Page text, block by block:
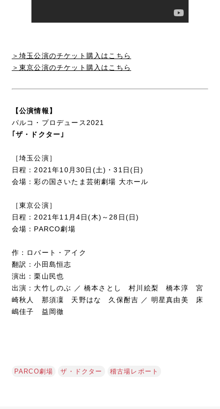
＞埼玉公演のチケット購入はこちら
＞東京公演のチケット購入はこちら
【公演情報】
パルコ・プロデュース2021
｢ザ・ドクター｣
［埼玉公演］
日程：2021年10月30日(土)・31日(日)
会場：彩の国さいたま芸術劇場 大ホール
［東京公演］
日程：2021年11月4日(木)～28日(日)
会場：PARCO劇場
作：ロバート・アイク
翻訳：小田島恒志
演出：栗山民也
出演：大竹しのぶ ／ 橋本さとし 村川絵梨 橋本淳 宮
崎秋人 那須凜 天野はな 久保酎吉 ／ 明星真由美 床
嶋佳子 益岡徹
PARCO劇場 ザ・ドクター 稽古場レポート